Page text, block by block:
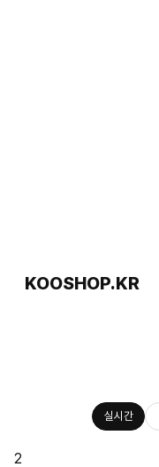
KOOSHOP.KR
실시간
2